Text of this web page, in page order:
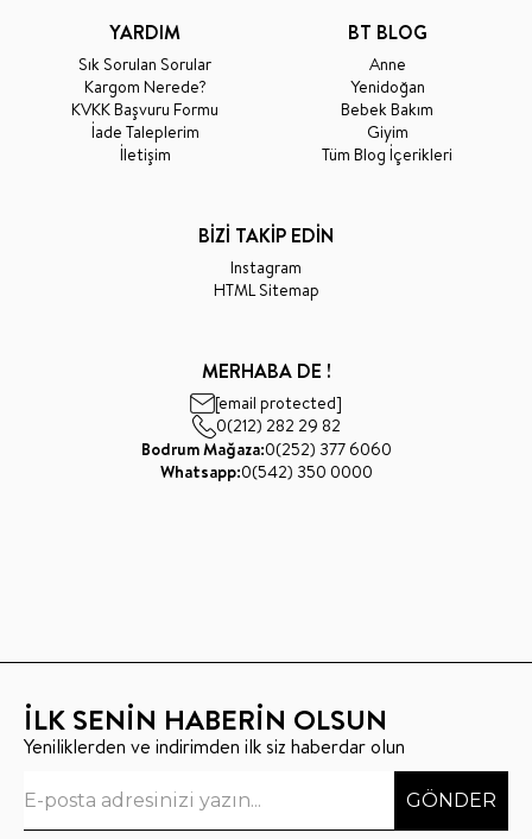
YARDIM
Sık Sorulan Sorular
Kargom Nerede?
KVKK Başvuru Formu
İade Taleplerim
İletişim
BT BLOG
Anne
Yenidoğan
Bebek Bakım
Giyim
Tüm Blog İçerikleri
BİZİ TAKİP EDİN
Instagram
HTML Sitemap
MERHABA DE !
[email protected]
0(212) 282 29 82
Bodrum Mağaza:0(252) 377 6060
Whatsapp:0(542) 350 0000
İLK SENİN HABERİN OLSUN
Yeniliklerden ve indirimden ilk siz haberdar olun
GÖNDER